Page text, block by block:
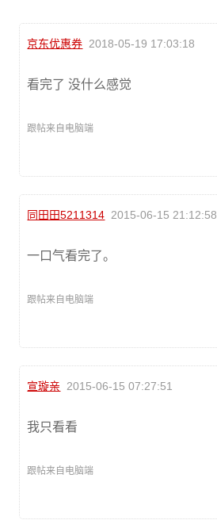
京东优惠券 2018-05-19 17:03:18
看完了 没什么感觉
跟帖来自电脑端
同田田5211314 2015-06-15 21:12:58
一口气看完了。
跟帖来自电脑端
宣璇亲 2015-06-15 07:27:51
我只看看
跟帖来自电脑端